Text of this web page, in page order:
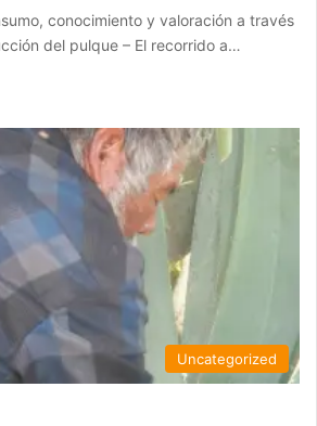
conocimiento y valoración a través
del pulque – El recorrido a…
Uncategorized